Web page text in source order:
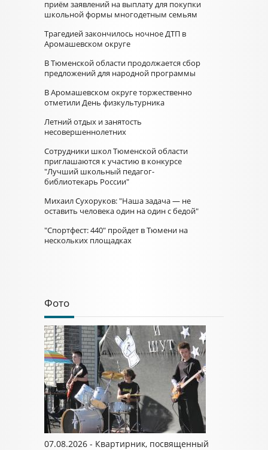
приём заявлений на выплату для покупки
школьной формы многодетным семьям
Трагедией закончилось ночное ДТП в
Аромашевском округе
В Тюменской области продолжается сбор
предложений для народной программы
В Аромашевском округе торжественно
отметили День физкультурника
Летний отдых и занятость
несовершеннолетних
Сотрудники школ Тюменской области
приглашаются к участию в конкурсе
"Лучший школьный педагог-
библиотекарь России"
Михаил Сухоруков: "Наша задача — не
оставить человека один на один с бедой"
"Спортфест: 440" пройдет в Тюмени на
нескольких площадках
Фото
07.08.2026 - Квартирник, посвященный